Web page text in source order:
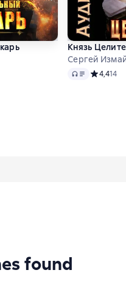
4,6 на основе 689 оценок
Князь
Сергей
Audio Средний
4,414
found